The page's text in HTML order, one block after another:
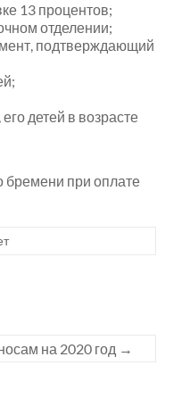
13 процентов;
отделении;
подтверждающий
детей в возрасте
бремени при оплате
на 2020 год →